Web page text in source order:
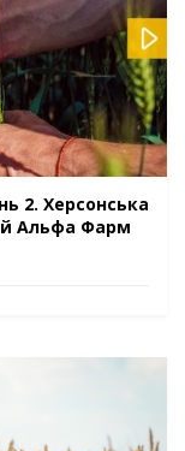
2. Херсонська
й Альфа Фарм